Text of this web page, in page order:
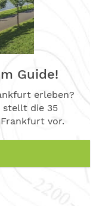
Guide!
erleben?
stellt die 35
vor.